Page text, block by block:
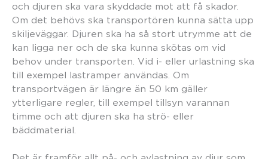
och djuren ska vara skyddade mot att få skador.
Om det behövs ska transportören kunna sätta upp
skiljeväggar. Djuren ska ha så stort utrymme att de
kan ligga ner och de ska kunna skötas om vid
behov under transporten. Vid i- eller urlastning ska
till exempel lastramper användas. Om
transportvägen är längre än 50 km gäller
ytterligare regler, till exempel tillsyn varannan
timme och att djuren ska ha strö- eller
bäddmaterial.